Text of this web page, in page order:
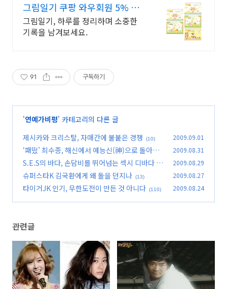
그림일기 쿠팡 와우회원 5% 캐
시 적립
그림일기, 하루를 정리하며 소중한
기록을 남겨보세요.
91 구독하기
'연예가비평' 카테고리의 다른 글
제시카와 크리스탈, 자매간에 불붙은 경쟁
(10) 2009.09.01
‘패떴’ 최수종, 해신에서 예능신(神)으로 돌아오
다
(3)
2009.08.31
S.E.S의 바다, 손담비를 뛰어넘는 섹시 디바다
(1
9)
2009.08.29
슈퍼스타K 김국환에게 왜 돌을 던지나 (13) 2009.08.27
타이거JK 인기, 무한도전이 만든 것 아니다 (110) 2009.08.24
관련글